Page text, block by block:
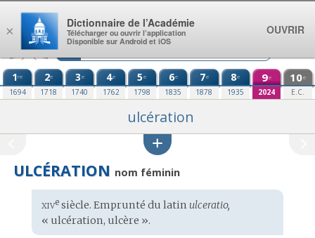
Aller au contenu
1re
1694
2e
1718
3e
1740
4e
1762
5e
1798
6e
1835
7e
1878
8e
1935
9e
2024
10e
E.C.
ulcération
ULCÉRATION nom féminin
Étymologie
:
xivesiècle. Emprunté du latin ulceratio,
« ulcération, ulcère ».
×
Dictionnaire de l’Académie
Télécharger ou ouvrir l’application
Disponible sur Android et iOS
OUVRIR